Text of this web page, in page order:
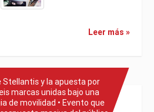
Leer más »
Stellantis y la apuesta por
marcas unidas bajo una
de movilidad • Evento que